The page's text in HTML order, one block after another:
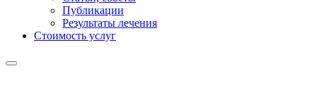
Публикации
Результаты лечения
Стоимость услуг